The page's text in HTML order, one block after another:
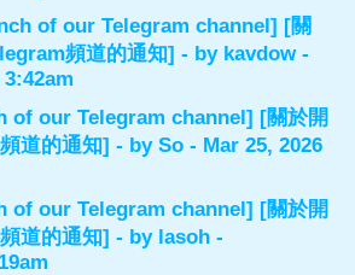
of our Telegram channel] [關
頻道的通知] - by kavdow-
of our Telegram channel] [關於開
道的通知] - bySo - Mar 25, 2026
of our Telegram channel] [關於開
道的通知] - by lasoh -